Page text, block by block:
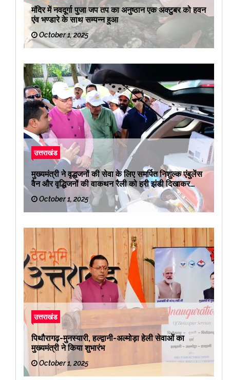
मंदिर में नवदूर्गा पुजा जप तप का अनुष्ठान एक अक्टुबर को हवन
एंव भण्डारे के साथ सम्पन्न हुआ
October 1, 2025
उत्तराखंड
मुख्यमंत्री ने वृद्धजनों की सेवा के लिए समर्पित निशुल्क एंबुलेंस
वैन और वृद्धिजनों की वाकथन रैली को हरी झंडी दिखाकर
रवाना किया
October 1, 2025
उत्तराखंड
पिथौरागढ़-मुनस्यारी, हल्द्वानी-अल्मोड़ा हेली सेवाओं का
मुख्यमंत्री ने किया शुभारंभ
October 1, 2025